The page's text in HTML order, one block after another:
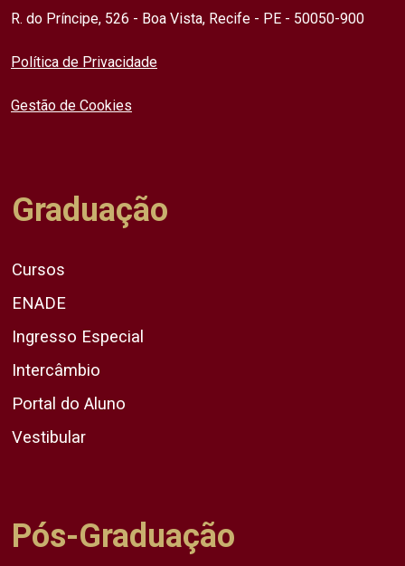
R. do Príncipe, 526 - Boa Vista, Recife - PE - 50050-900
Política de Privacidade
Gestão de Cookies
Graduação
Cursos
ENADE
Ingresso Especial
Intercâmbio
Portal do Aluno
Vestibular
Pós-Graduação